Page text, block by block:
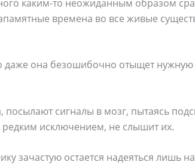
каким-то неожиданным образом
времена во все живые
даже она безошибочно отыщет нужную
сигналы в мозг, пытаясь
исключением, не слышит их.
зачастую остается надеяться лишь